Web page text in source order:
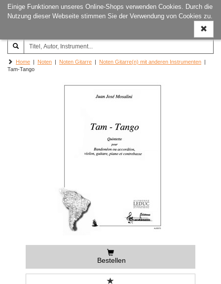
Einige Funktionen unseres Online-Shops verwenden Cookies. Durch die
Nutzung dieser Webseite stimmen Sie der Verwendung von Cookies zu.
ein-/
Joachim‐Trekel‐Musikverlag,
Hamburg
Home | Noten | Noten Gitarre | Noten Gitarre(n) mit anderen Instrumenten |
Tam-Tango
Bestellen